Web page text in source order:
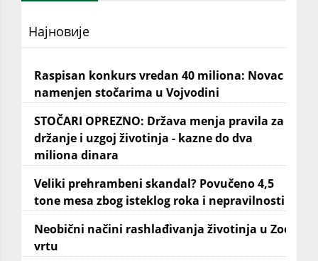
Најновије
Raspisan konkurs vredan 40 miliona: Novac
namenjen stočarima u Vojvodini
STOČARI OPREZNO: Država menja pravila za
držanje i uzgoj životinja - kazne do dva
miliona dinara
Veliki prehrambeni skandal? Povučeno 4,5
tone mesa zbog isteklog roka i nepravilnosti
Neobični načini rashlađivanja životinja u Zoo
vrtu